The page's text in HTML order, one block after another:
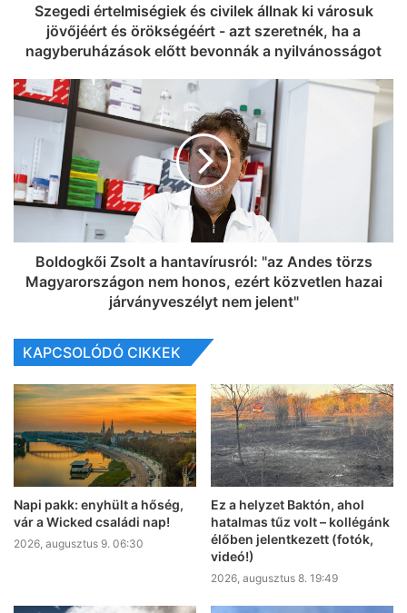
Szegedi értelmiségiek és civilek állnak ki városuk
jövőjéért és örökségéért - azt szeretnék, ha a
nagyberuházások előtt bevonnák a nyilvánosságot
Boldogkői Zsolt a hantavírusról: "az Andes törzs
Magyarországon nem honos, ezért közvetlen hazai
járványveszélyt nem jelent"
KAPCSOLÓDÓ CIKKEK
Napi pakk: enyhült a hőség,
vár a Wicked családi nap!
2026, augusztus 9. 06:30
Ez a helyzet Baktón, ahol
hatalmas tűz volt – kollégánk
élőben jelentkezett (fotók,
videó!)
2026, augusztus 8. 19:49